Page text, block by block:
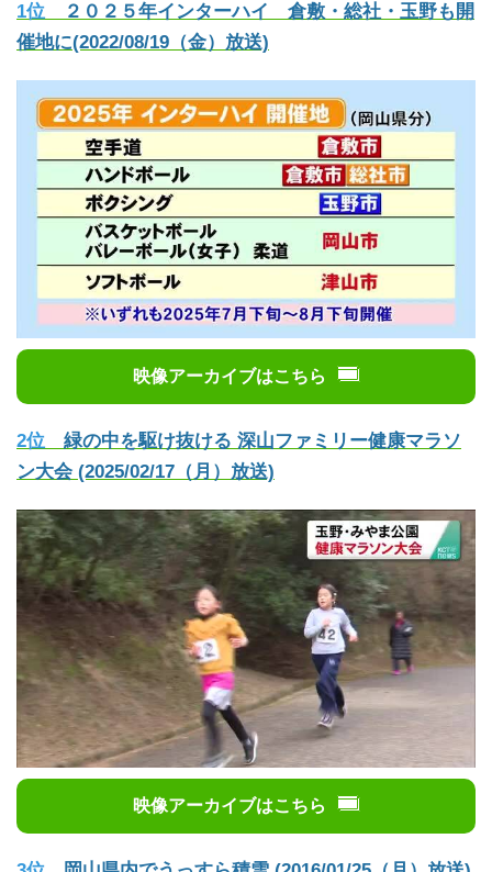
1位 ２０２５年インターハイ 倉敷・総社・玉野も開
催地に(2022/08/19（金）放送)
映像アーカイブはこちら
2位 緑の中を駆け抜ける 深山ファミリー健康マラソ
ン大会 (2025/02/17（月）放送)
映像アーカイブはこちら